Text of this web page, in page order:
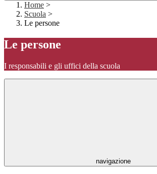
Home >
Scuola >
Le persone
Le persone
I responsabili e gli uffici della scuola
navigazione